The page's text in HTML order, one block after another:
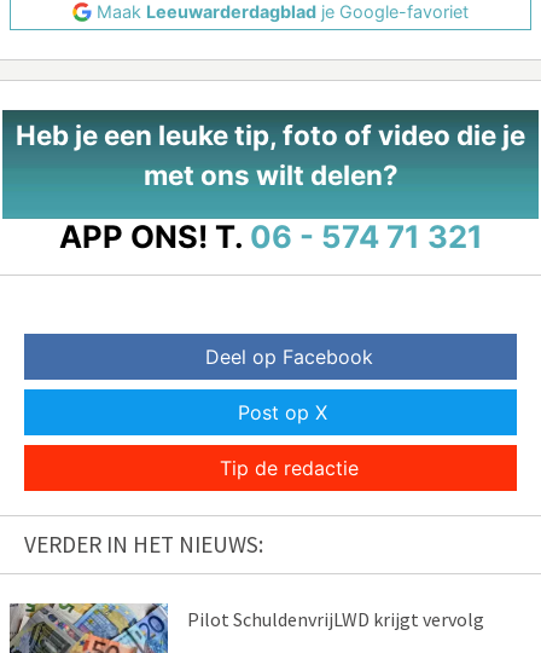
Maak Leeuwarderdagblad je Google-favoriet
Heb je een leuke tip, foto of video die je
met ons wilt delen?
APP ONS! T. 06 - 574 71 321
Deel op Facebook
Post op X
Tip de redactie
VERDER IN HET NIEUWS:
Pilot SchuldenvrijLWD krijgt vervolg